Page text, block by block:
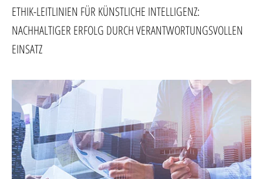
ETHIK-LEITLINIEN FÜR KÜNSTLICHE INTELLIGENZ:
NACHHALTIGER ERFOLG DURCH VERANTWORTUNGSVOLLEN
EINSATZ